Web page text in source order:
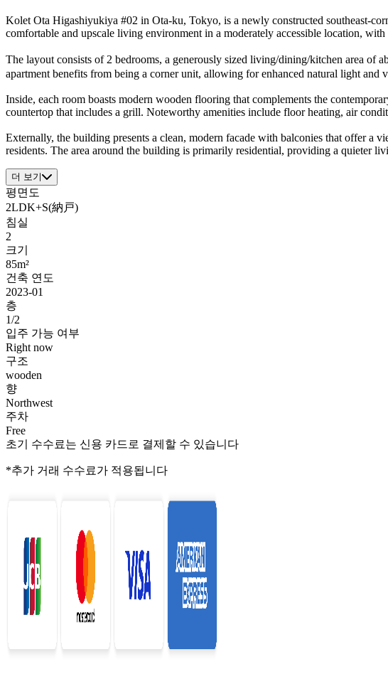
Kolet Ota Higashiyukiya #02 in Ota-ku, Tokyo, is a newly constructed southeast-
comfortable and upscale living environment in a moderately accessible location,
The layout consists of 2 bedrooms, a generously sized living/dining/kitchen area of
apartment benefits from being a corner unit, allowing for enhanced natural light
Inside, each room boasts modern wooden flooring that complements the
countertop that includes a grill. Noteworthy amenities include floor heating, air
Externally, the building presents a clean, modern facade with balconies that offer a
residents. The area around the building is primarily residential, providing a quieter
더 보기
평면도
2LDK+S(納戸)
침실
2
크기
85m²
건축 연도
2023-01
층
1/2
입주 가능 여부
Right now
구조
wooden
향
Northwest
주차
Free
초기 수수료는 신용 카드로 결제할 수 있습니다
*추가 거래 수수료가 적용됩니다